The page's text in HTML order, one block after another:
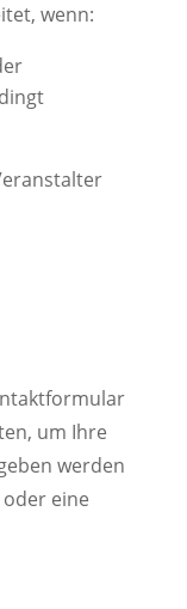
wenn:
um Ihre
werden
eine